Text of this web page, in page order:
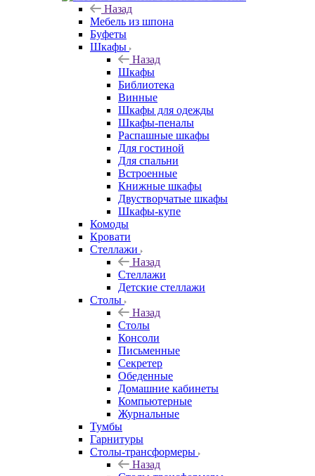
Назад
Мебель из шпона
Буфеты
Шкафы
Назад
Шкафы
Библиотека
Винные
Шкафы для одежды
Шкафы-пеналы
Распашные шкафы
Для гостиной
Для спальни
Встроенные
Книжные шкафы
Двустворчатые шкафы
Шкафы-купе
Комоды
Кровати
Стеллажи
Назад
Стеллажи
Детские стеллажи
Столы
Назад
Столы
Консоли
Письменные
Секретер
Обеденные
Домашние кабинеты
Компьютерные
Журнальные
Тумбы
Гарнитуры
Столы-трансформеры
Назад